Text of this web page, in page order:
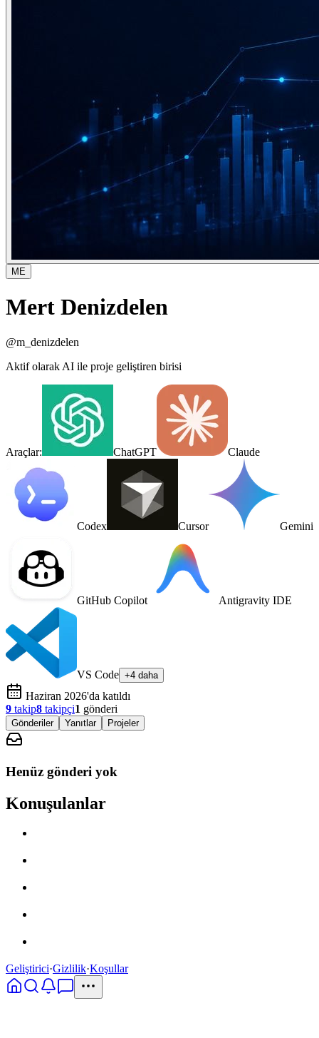
ME
Mert Denizdelen
@m_denizdelen
Aktif olarak AI ile proje geliştiren birisi
Araçlar: ChatGPT Claude
Codex Cursor Gemini
GitHub Copilot Antigravity IDE
VS Code +4 daha
Haziran 2026'da katıldı
9 takip8 takipçi1 gönderi
Gönderiler Yanıtlar Projeler
Henüz gönderi yok
Konuşulanlar
Geliştirici·Gizlilik·Koşullar